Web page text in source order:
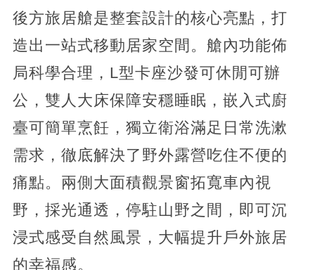
後方旅居艙是整套設計的核心亮點，打
造出一站式移動居家空間。艙內功能佈
局科學合理，L型卡座沙發可休閒可辦
公，雙人大床保障安穩睡眠，嵌入式廚
臺可簡單烹飪，獨立衛浴滿足日常洗漱
需求，徹底解決了野外露營吃住不便的
痛點。兩側大面積觀景窗拓寬車內視
野，採光通透，停駐山野之間，即可沉
浸式感受自然風景，大幅提升戶外旅居
的幸福感。